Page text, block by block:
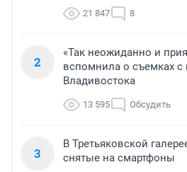
21 847 8
2
«Так неожиданно и
вспомнила о съемках с
Владивостока
13 595 Обсудить
3
В Третьяковской
снятые на смартфоны